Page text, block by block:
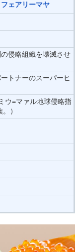
ェアリーマヤ
侵略組織を壊滅させ
トナーのスーパーヒ
ウ=マァル地球侵略指
）